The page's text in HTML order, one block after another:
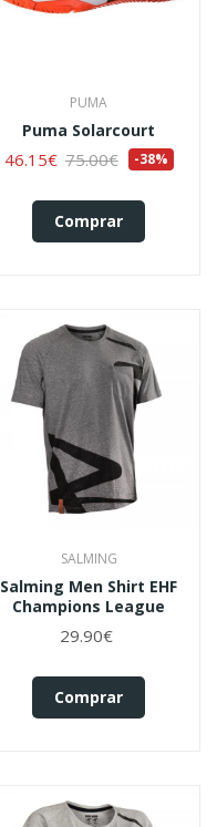
PUMA
Puma Solarcourt
46.15€ 75.00€ -38%
Comprar
SALMING
Salming Men Shirt EHF
Champions League
29.90€
Comprar